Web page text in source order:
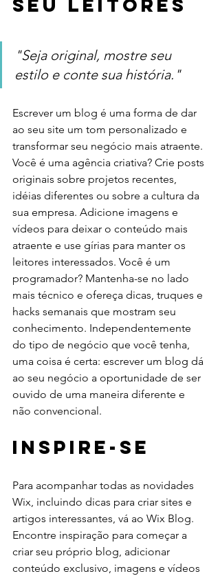
seu leitores
"Seja original, mostre seu
estilo e conte sua história."
Escrever um blog é uma forma de dar
ao seu site um tom personalizado e
transformar seu negócio mais atraente.
Você é uma agência criativa? Crie posts
originais sobre projetos recentes,
idéias diferentes ou sobre a cultura da
sua empresa. Adicione imagens e
vídeos para deixar o conteúdo mais
atraente e use gírias para manter os
leitores interessados. Você é um
programador? Mantenha-se no lado
mais técnico e ofereça dicas, truques e
hacks semanais que mostram seu
conhecimento. Independentemente
do tipo de negócio que você tenha,
uma coisa é certa: escrever um blog dá
ao seu negócio a oportunidade de ser
ouvido de uma maneira diferente e
não convencional.
Inspire-se
Para acompanhar todas as novidades
Wix, incluindo dicas para criar sites e
artigos interessantes, vá ao Wix Blog.
Encontre inspiração para começar a
criar seu próprio blog, adicionar
conteúdo exclusivo, imagens e vídeos